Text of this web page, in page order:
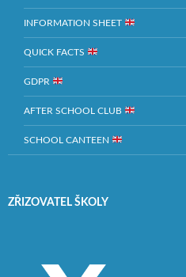
INFORMATION SHEET
QUICK FACTS
GDPR
AFTER SCHOOL CLUB
SCHOOL CANTEEN
ZŘIZOVATEL ŠKOLY